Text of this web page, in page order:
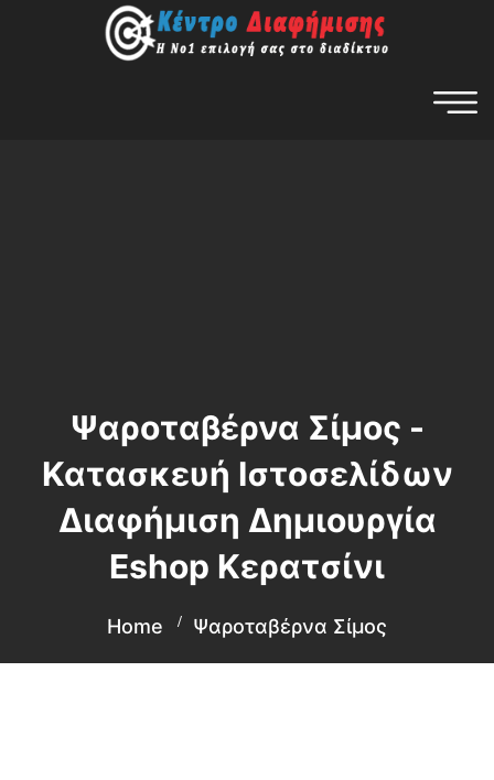
Ψαροταβέρνα Σίμος -
Κατασκευή Ιστοσελίδων
Διαφήμιση Δημιουργία
Eshop Κερατσίνι
Home Ψαροταβέρνα Σίμος